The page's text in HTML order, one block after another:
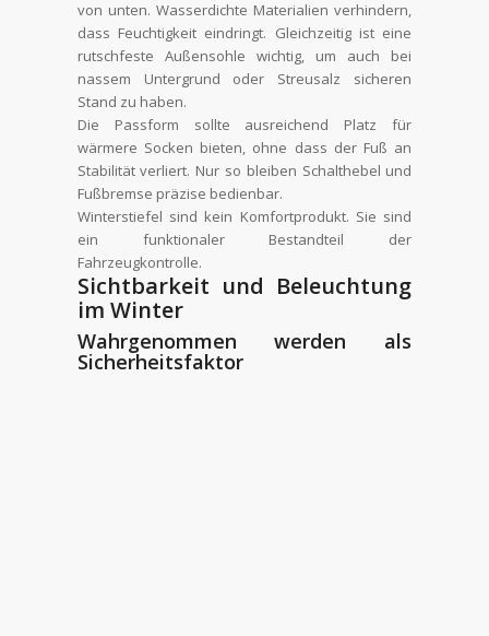
von unten. Wasserdichte Materialien verhindern,
dass Feuchtigkeit eindringt. Gleichzeitig ist eine
rutschfeste Außensohle wichtig, um auch bei
nassem Untergrund oder Streusalz sicheren
Stand zu haben.
Die Passform sollte ausreichend Platz für
wärmere Socken bieten, ohne dass der Fuß an
Stabilität verliert. Nur so bleiben Schalthebel und
Fußbremse präzise bedienbar.
Winterstiefel sind kein Komfortprodukt. Sie sind
ein funktionaler Bestandteil der
Fahrzeugkontrolle.
Sichtbarkeit und Beleuchtung
im Winter
Wahrgenommen werden als
Sicherheitsfaktor